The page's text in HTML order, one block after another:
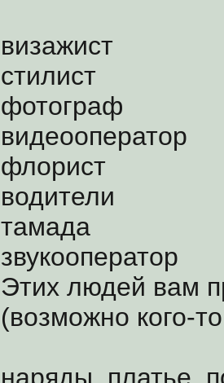
визажист
стилист
фотограф
видеооператор
флорист
водители
тамада
звукооператор
Этих людей вам
(возможно кого-